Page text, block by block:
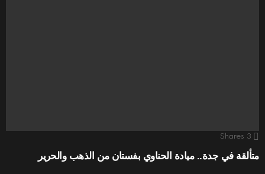
3
Shares
متألقة في جدة.. ميادة الحناوي بفستان من الذهب والحرير